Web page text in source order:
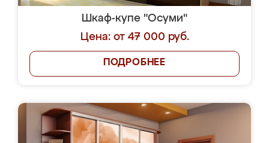
Шкаф-купе "Осуми"
Цена: от 47 000 руб.
ПОДРОБНЕЕ